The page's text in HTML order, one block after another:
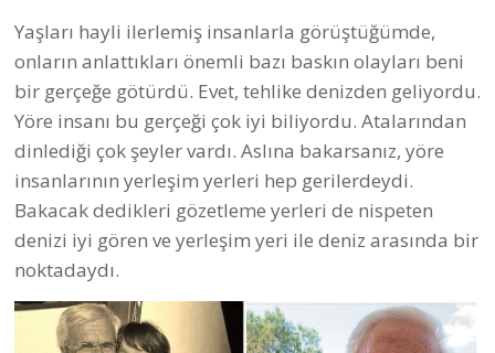
Yaşları hayli ilerlemiş insanlarla görüştüğümde,
onların anlattıkları önemli bazı baskın olayları beni
bir gerçeğe götürdü. Evet, tehlike denizden geliyordu.
Yöre insanı bu gerçeği çok iyi biliyordu. Atalarından
dinlediği çok şeyler vardı. Aslına bakarsanız, yöre
insanlarının yerleşim yerleri hep gerilerdeydi.
Bakacak dedikleri gözetleme yerleri de nispeten
denizi iyi gören ve yerleşim yeri ile deniz arasında bir
noktadaydı.